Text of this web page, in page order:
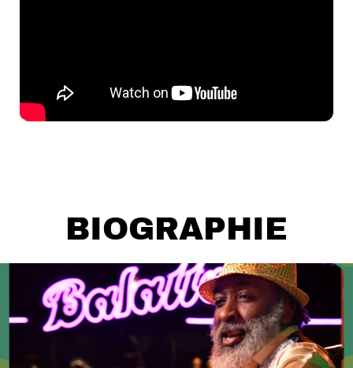
BIOGRAPHIE